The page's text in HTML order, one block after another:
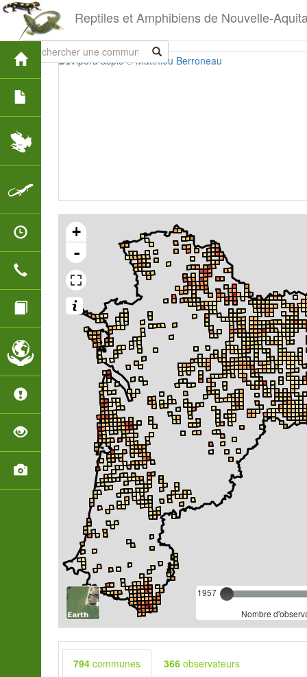
Reptiles et Amphibiens de Nouvelle-
+
-
1957
Nombre
794 communes 366 observateurs